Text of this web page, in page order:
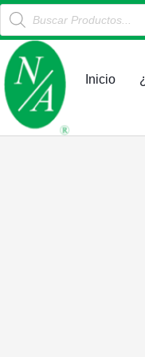
al
contenido
Products
search
Inicio